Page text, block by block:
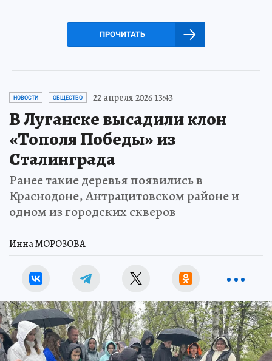
ПРОЧИТАТЬ
НОВОСТИ ОБЩЕСТВО 22 апреля 2026 13:43
В Луганске высадили клон
«Тополя Победы» из
Сталинграда
Ранее такие деревья появились в
Краснодоне, Антрацитовском районе и
одном из городских скверов
Инна МОРОЗОВА